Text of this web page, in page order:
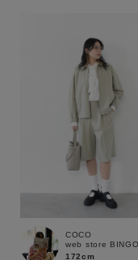
こ
COCO
web store
172cm